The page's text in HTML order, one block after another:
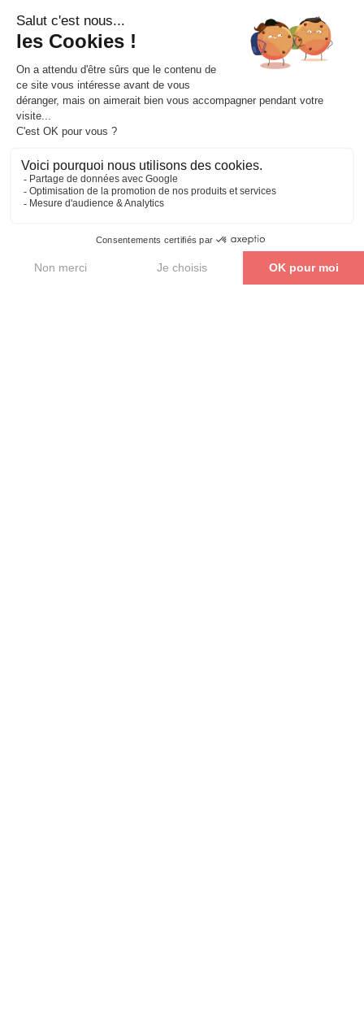
soutien personnalisé et continu.
Être recontacté
2.
Accompagnement administratif
Axio Formation facilite vos démarches administratives pour